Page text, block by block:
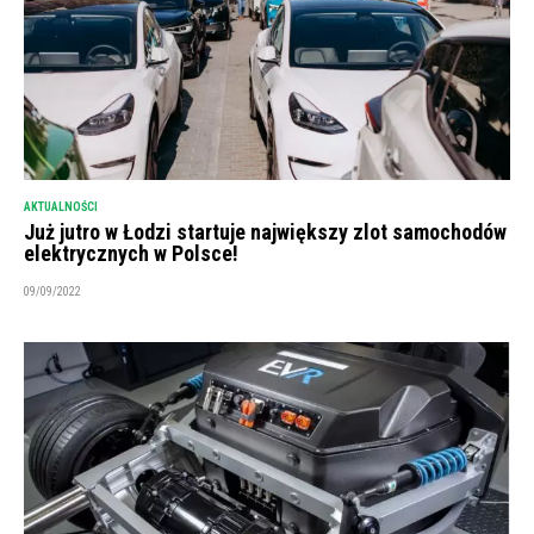
AKTUALNOŚCI
Już jutro w Łodzi startuje największy zlot samochodów
elektrycznych w Polsce!
09/09/2022